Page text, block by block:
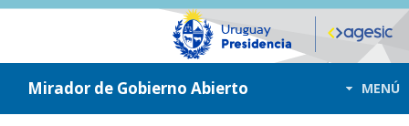
ir a contenido
ir al menú
Mirador de Gobierno Abierto MENÚ